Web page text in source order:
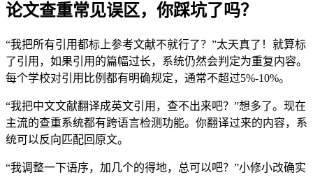
论文查重常见误区，你踩坑了吗？
“我把所有引用都标上参考文献不就行了？”太天真了！就算标
了引用，如果引用的篇幅过长，系统仍然会判定为重复内容。
每个学校对引用比例都有明确规定，通常不超过5%-10%。
“我把中文文献翻译成英文引用，查不出来吧？”想多了。现在
主流的查重系统都有跨语言检测功能。你翻译过来的内容，系
统可以反向匹配回原文。
“我调整一下语序，加几个的得地，总可以吧？”小修小改确实